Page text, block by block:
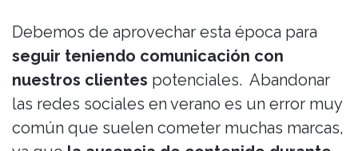
Debemos de aprovechar esta época para
seguir teniendo comunicación con
nuestros clientes potenciales. Abandonar
las redes sociales en verano es un error muy
común que suelen cometer muchas marcas,